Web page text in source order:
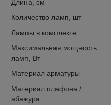
Длина, см
Количество ламп, шт
Лампы в комплекте
Максимальная мощность
ламп, Вт
Материал арматуры
Материал плафона /
абажура